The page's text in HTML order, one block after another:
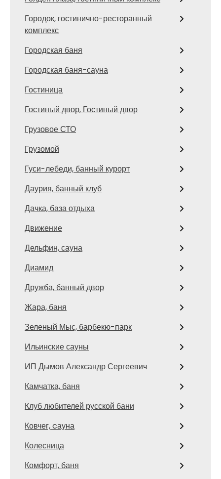
Городок, гостинично-ресторанный
комплекс
Городская баня
Городская баня-сауна
Гостиница
Гостиный двор, Гостиный двор
Грузовое СТО
Грузомой
Гуси-лебеди, банный курорт
Даурия, банный клуб
Дачка, база отдыха
Движение
Дельфин, сауна
Диамид
Дружба, банный двор
Жара, баня
Зеленый Мыс, барбекю-парк
Ильинские сауны
ИП Дымов Александр Сергеевич
Камчатка, баня
Клуб любителей русской бани
Ковчег, cауна
Колесница
Комфорт, баня